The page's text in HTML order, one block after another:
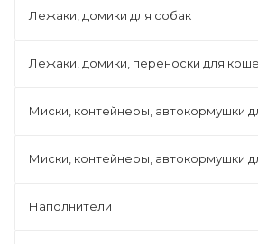
Лежаки, домики для собак
Лежаки, домики, переноски для
Миски, контейнеры, автокормушки
Миски, контейнеры, автокормушки
Наполнители